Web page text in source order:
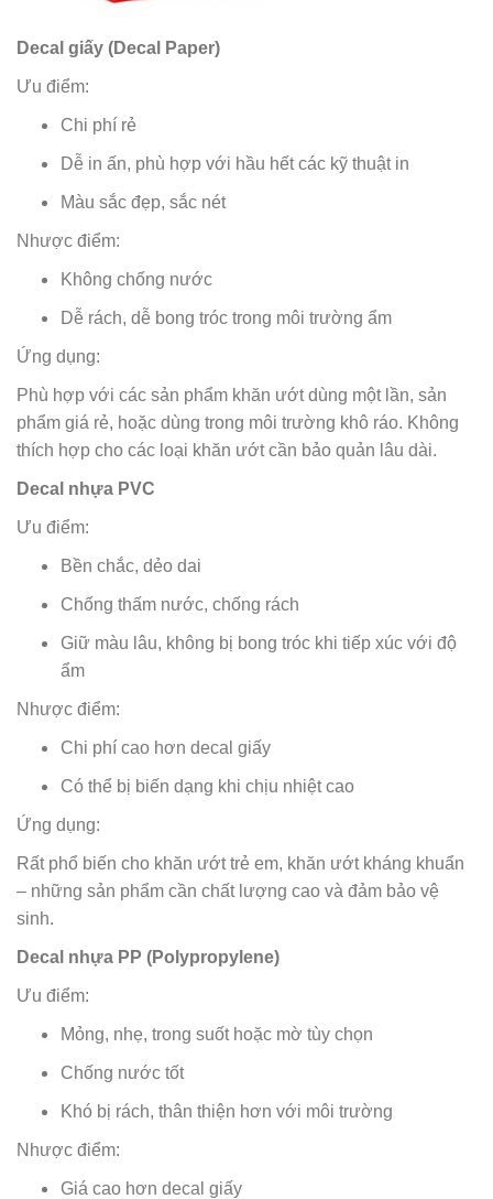
Decal giấy (Decal Paper)
Ưu điểm:
Chi phí rẻ
Dễ in ấn, phù hợp với hầu hết các kỹ thuật in
Màu sắc đẹp, sắc nét
Nhược điểm:
Không chống nước
Dễ rách, dễ bong tróc trong môi trường ẩm
Ứng dụng:
Phù hợp với các sản phẩm khăn ướt dùng một lần, sản
phẩm giá rẻ, hoặc dùng trong môi trường khô ráo. Không
thích hợp cho các loại khăn ướt cần bảo quản lâu dài.
Decal nhựa PVC
Ưu điểm:
Bền chắc, dẻo dai
Chống thấm nước, chống rách
Giữ màu lâu, không bị bong tróc khi tiếp xúc với độ
ẩm
Nhược điểm:
Chi phí cao hơn decal giấy
Có thể bị biến dạng khi chịu nhiệt cao
Ứng dụng:
Rất phổ biến cho khăn ướt trẻ em, khăn ướt kháng khuẩn
– những sản phẩm cần chất lượng cao và đảm bảo vệ
sinh.
Decal nhựa PP (Polypropylene)
Ưu điểm:
Mỏng, nhẹ, trong suốt hoặc mờ tùy chọn
Chống nước tốt
Khó bị rách, thân thiện hơn với môi trường
Nhược điểm:
Giá cao hơn decal giấy